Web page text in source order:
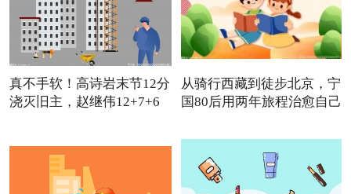
真不手软！高诗岩末节12分
浇灭旧主，赵继伟12+7+6
从骑行西藏到徒步北京，宁
国80后用两年旅程治愈自己